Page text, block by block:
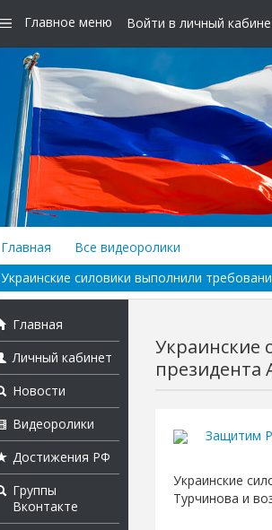
Главное меню Войти в личный
Главная
Все видеоролики
Украинские силовики выполнили
Главная
Личный кабинет
Новости
Видеоролики
Достижения РФ
Группы
Вконтакте
Украинские
президента
Защитим
Украинские
Турчинова и